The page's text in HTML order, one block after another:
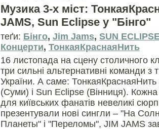
Музика 3-х міст:
JAMS, Sun Eclipse у "Бінго"
теґи: Бінго, Jim Jams, SUN
Концерти, ТонкаяКраснаяНить
16 листопада на сцену столичного
три сильні альтернативні команди з
України. А саме:
(Суми) і Sun Eclipse (Вінниця).
для київських фанатів невеликі
презентували нові сингли – "На
Планеты" і "Переломы", JIM JAMS